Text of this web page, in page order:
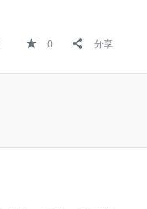
0 分享